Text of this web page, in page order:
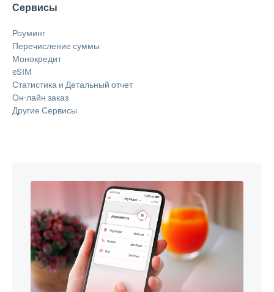
Сервисы
Роуминг
Перечисление суммы
Монокредит
eSIM
Статистика и Детальный отчет
Он-лайн заказ
Другие Сервисы